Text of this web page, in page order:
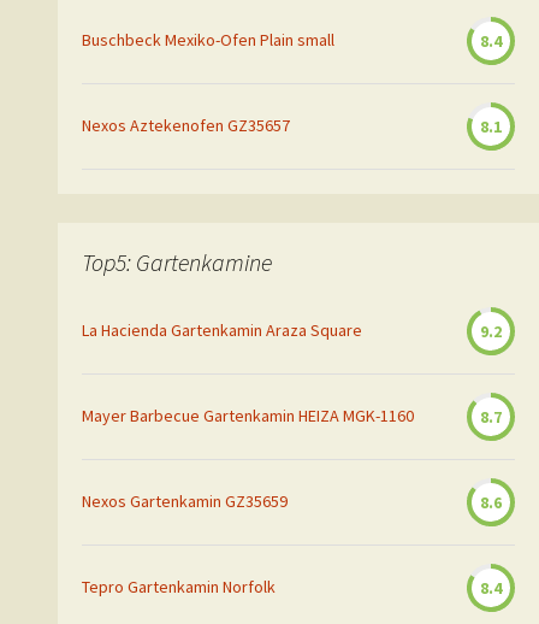
Buschbeck Mexiko-Ofen Plain small 8.4
Nexos Aztekenofen GZ35657 8.1
Top5: Gartenkamine
La Hacienda Gartenkamin Araza Square 9.2
Mayer Barbecue Gartenkamin HEIZA MGK-1160 8.7
Nexos Gartenkamin GZ35659 8.6
Tepro Gartenkamin Norfolk 8.4